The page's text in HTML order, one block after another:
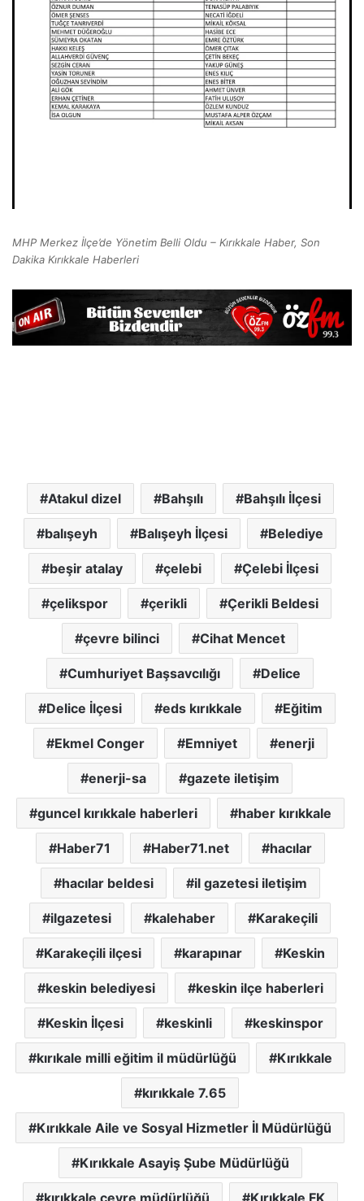
MHP Merkez İlçe’de Yönetim Belli Oldu – Kırıkkale Haber, Son
Dakika Kırıkkale Haberleri
Atakul dizel Bahşılı Bahşılı İlçesi
balışeyh Balışeyh İlçesi Belediye
beşir atalay çelebi Çelebi İlçesi
çelikspor çerikli Çerikli Beldesi
çevre bilinci Cihat Mencet
Cumhuriyet Başsavcılığı Delice
Delice İlçesi eds kırıkkale Eğitim
Ekmel Conger Emniyet enerji
enerji-sa gazete iletişim
guncel kırıkkale haberleri haber kırıkkale
Haber71 Haber71.net hacılar
hacılar beldesi il gazetesi iletişim
ilgazetesi kalehaber Karakeçili
Karakeçili ilçesi karapınar Keskin
keskin belediyesi keskin ilçe haberleri
Keskin İlçesi keskinli keskinspor
kırıkale milli eğitim il müdürlüğü Kırıkkale
kırıkkale 7.65
Kırıkkale Aile ve Sosyal Hizmetler İl Müdürlüğü
Kırıkkale Asayiş Şube Müdürlüğü
kırıkkale cevre müdürlüğü Kırıkkale FK